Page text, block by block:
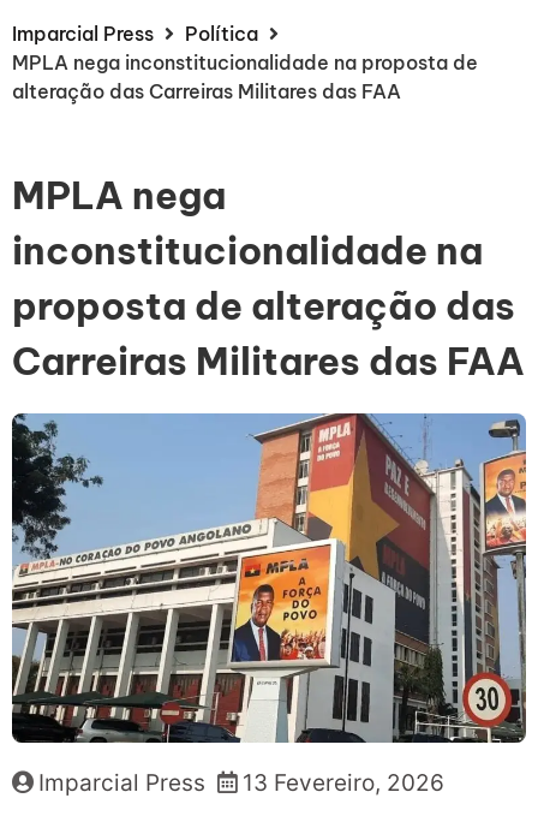
Imparcial Press
Política
MPLA nega inconstitucionalidade na proposta de
alteração das Carreiras Militares das FAA
MPLA nega
inconstitucionalidade na
proposta de alteração das
Carreiras Militares das FAA
Imparcial Press 13 Fevereiro, 2026